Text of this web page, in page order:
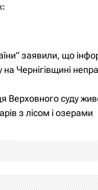
заявили, що
на Чернігівщині
Верховного суду
з лісом і озерами